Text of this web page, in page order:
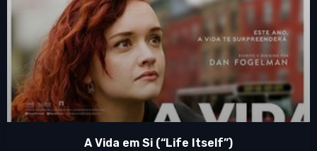
A Vida em Si (“Life Itself”)